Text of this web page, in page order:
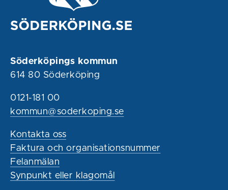
Söderköpings kommun
614 80 Söderköping
0121-181 00
kommun@soderkoping.se
Kontakta oss
Faktura och organisationsnummer
Felanmälan
Synpunkt eller klagomål